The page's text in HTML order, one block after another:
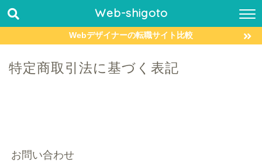
Web-shigoto
Webデザイナーの転職サイト比較
特定商取引法に基づく表記
お問い合わせ